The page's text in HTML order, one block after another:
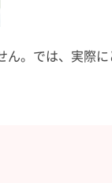
ん。では、実際